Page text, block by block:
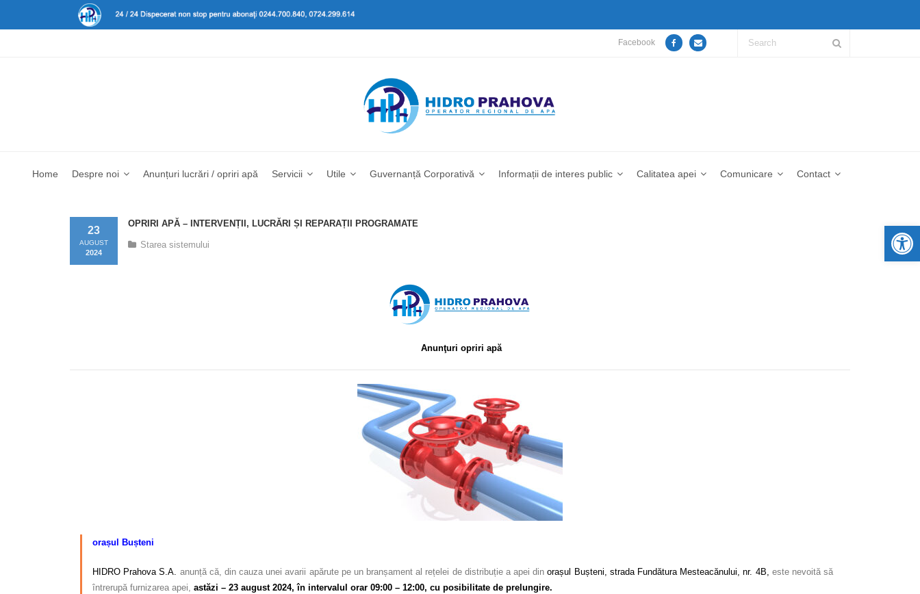
Facebook
Home Despre noi Anunțuri lucrări / opriri apă Servicii Utile Guvernanță Corporativă Informații de interes public Calitatea apei Comunicare Contact
OPRIRI APĂ – INTERVENȚII, LUCRĂRI ȘI REPARAȚII PROGRAMATE
23
AUGUST
2024
Starea sistemului
Anunţuri opriri apă
orașul Bușteni
HIDRO Prahova S.A. anunță că, din cauza unei avarii apărute pe un branșament al rețelei de distribuție a apei dinorașul Bușteni, strada Fundătura Mesteacănului, nr. 4B, este nevoită să
întrerupă furnizarea apei, astăzi – 23 august 2024, în intervalul orar 09:00 – 12:00, cu posibilitate de prelungire.